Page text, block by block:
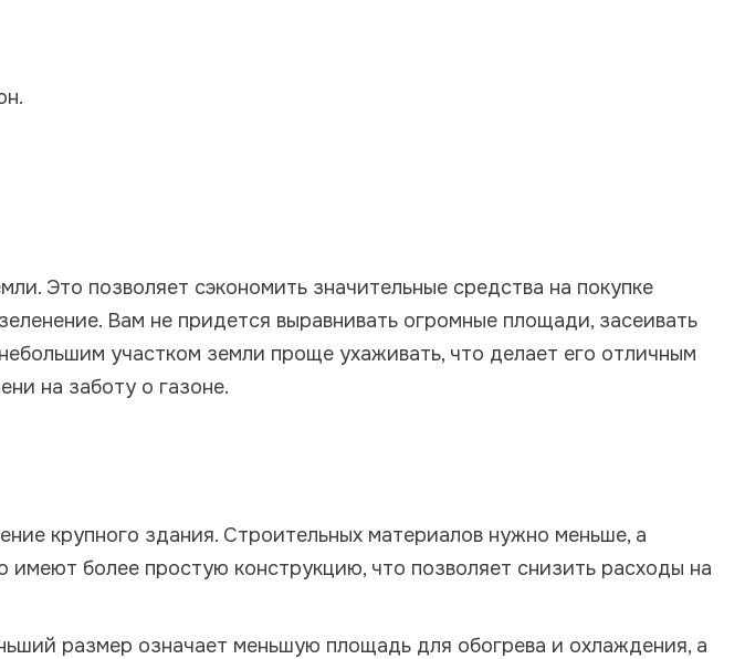
Это позволяет сэкономить значительные средства на покупке
Вам не придется выравнивать огромные площади, засеивать
участком земли проще ухаживать, что делает его отличным
на заботу о газоне.
крупного здания. Строительных материалов нужно меньше, а
более простую конструкцию, что позволяет снизить расходы на
размер означает меньшую площадь для обогрева и охлаждения, а